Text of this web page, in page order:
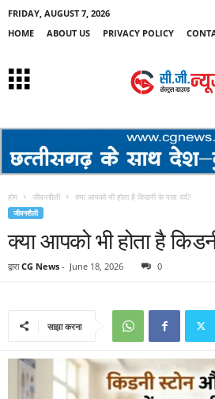
FRIDAY, AUGUST 7, 2026
HOME
ABOUT US PRIVACY POLICY
होम जीवनशैली क्या आपको भी होता है किडनी के पास दर्द?
जीवनशैली
क्या आपको भी होता है
द्वारा CG News - June 18, 2026 0
साझा करना